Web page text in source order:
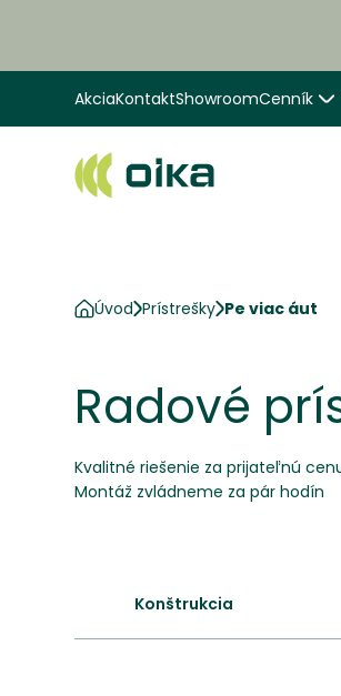
AkciaKontaktShowroomCenník
Úvod Prístrešky Pe viac áut
Radové
Kvalitné riešenie za prijateľnú
Montáž zvládneme za pár hodín
Konštrukcia